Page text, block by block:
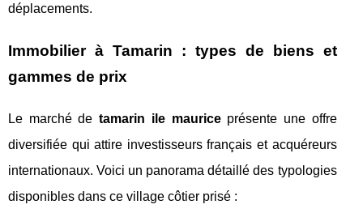
déplacements.
Immobilier à Tamarin : types de biens et
gammes de prix
Le marché detamarin ile mauriceprésente une offre
diversifiée qui attire investisseurs français et acquéreurs
internationaux. Voici un panorama détaillé des typologies
disponibles dans ce village côtier prisé :